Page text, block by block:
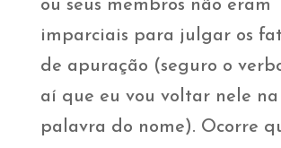
ou seus membros não eram
imparciais para julgar os
de apuração (seguro o
aí que eu vou voltar nele
palavra do nome). Ocorre